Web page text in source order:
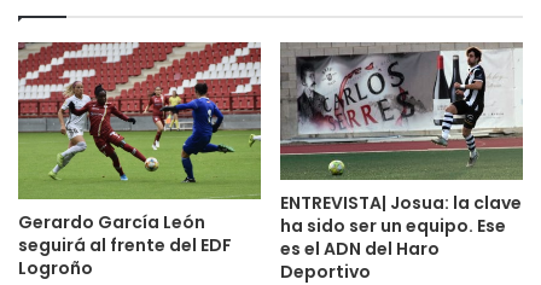
Gerardo García León
seguirá al frente del EDF
Logroño
ENTREVISTA| Josua: la clave
ha sido ser un equipo. Ese
es el ADN del Haro
Deportivo